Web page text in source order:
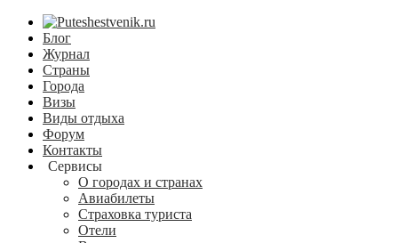
Блог
Журнал
Страны
Города
Визы
Виды отдыха
Форум
Контакты
Сервисы
О городах и странах
Авиабилеты
Страховка туриста
Отели